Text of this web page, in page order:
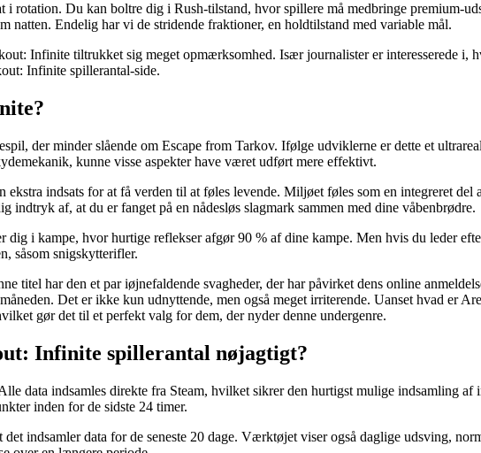
i rotation. Du kan boltre dig i Rush-tilstand, hvor spillere må medbringe premium-
natten. Endelig har vi de stridende fraktioner, en holdtilstand med variable mål.
Infinite tiltrukket sig meget opmærksomhed. Især journalister er interesserede
Infinite spillerantal-side.
der minder slående om Escape from Tarkov. Ifølge udviklerne er dette et
kunne visse aspekter have været udført mere effektivt.
indsats for at få verden til at føles levende. Miljøet føles som en integreret
af, at du er fanget på en nådesløs slagmark sammen med dine våbenbrødre.
dig i kampe, hvor hurtige reflekser afgør 90 % af dine kampe. Men hvis du leder
såsom snigskytterifler.
titel har den et par iøjnefaldende svagheder, der har påvirket dens online
Det er ikke kun udnyttende, men også meget irriterende. Uanset hvad er
gør det til et perfekt valg for dem, der nyder denne undergenre.
Infinite spillerantal nøjagtigt?
data indsamles direkte fra Steam, hvilket sikrer den hurtigst mulige indsamling
inden for de sidste 24 timer.
indsamler data for de seneste 20 dage. Værktøjet viser også daglige udsving,